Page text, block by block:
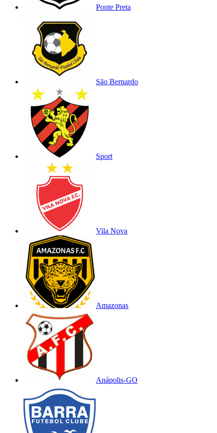
Ponte Preta
São Bernardo
Sport
Vila Nova
Amazonas
Anápolis-GO